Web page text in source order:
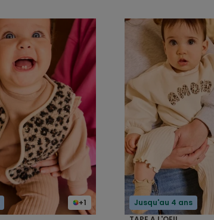
+1
Jusqu'au 4 ans